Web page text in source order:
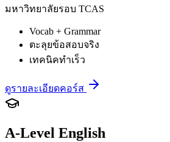
มหาวิทยาลัยรอบ TCAS
Vocab + Grammar
ตะลุยข้อสอบจริง
เทคนิคทำเร็ว
ดูรายละเอียดคอร์ส
A-Level English